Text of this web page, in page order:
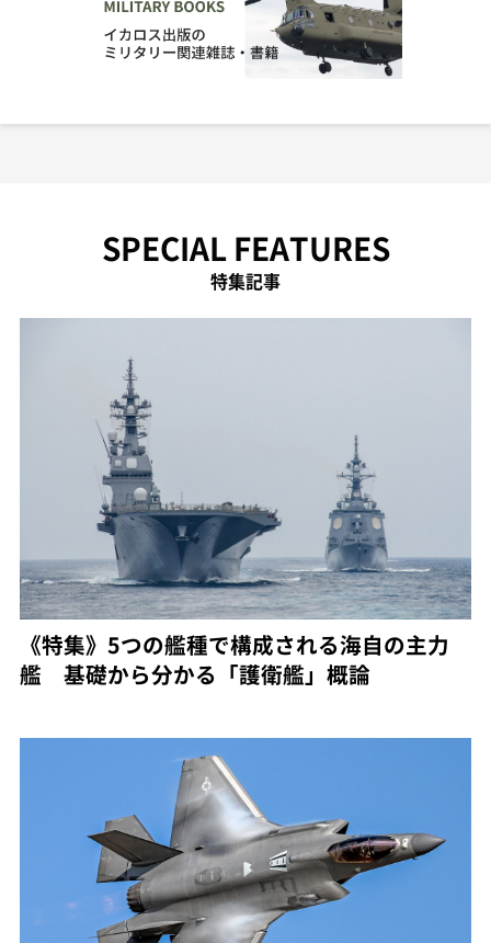
SPECIAL FEATURES
特集記事
《特集》5つの艦種で構成される海自の主力
艦 基礎から分かる「護衛艦」概論